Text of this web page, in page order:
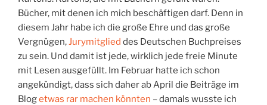
Bücher, mit denen ich mich beschäftigen darf. Denn in
diesem Jahr habe ich die große Ehre und das große
Vergnügen,Jurymitglied des Deutschen Buchpreises
zu sein. Und damit ist jede, wirklich jede freie Minute
mit Lesen ausgefüllt. Im Februar hatte ich schon
angekündigt, dass sich daher ab April die Beiträge im
Blogetwas rar machen könnten – damals wusste ich